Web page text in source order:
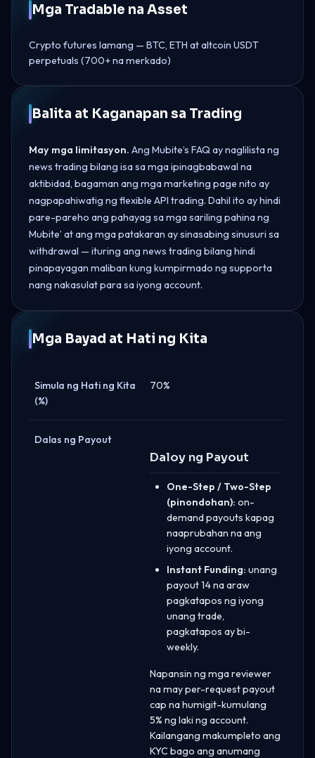
Mga Tradable na Asset
Crypto futures lamang — BTC, ETH at altcoin USDT
perpetuals (700+ na merkado)
Balita at Kaganapan sa Trading
May mga limitasyon. Ang Mubite’s FAQ ay naglilista ng
news trading bilang isa sa mga ipinagbabawal na
aktibidad, bagaman ang mga marketing page nito ay
nagpapahiwatig ng flexible API trading. Dahil ito ay hindi
pare-pareho ang pahayag sa mga sariling pahina ng
Mubite’ at ang mga patakaran ay sinasabing sinusuri sa
withdrawal — ituring ang news trading bilang hindi
pinapayagan maliban kung kumpirmado ng supporta
nang nakasulat para sa iyong account.
Mga Bayad at Hati ng Kita
Simula ng Hati ng Kita
(%)
70%
Dalas ng Payout
Daloy ng Payout
One-Step / Two-Step
(pinondohan): on-
demand payouts kapag
naaprubahan na ang
iyong account.
Instant Funding: unang
payout 14 na araw
pagkatapos ng iyong
unang trade,
pagkatapos ay bi-
weekly.
Napansin ng mga reviewer
na may per-request payout
cap na humigit-kumulang
5% ng laki ng account.
Kailangang makumpleto ang
KYC bago ang anumang